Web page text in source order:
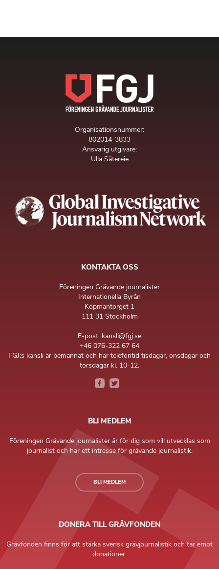
Organisationsnummer:
802014-3833
Ansvarig utgivare:
Ulla Sätereie
KONTAKTA OSS
Föreningen Grävande journalister
Internationella Byrån
Köpmantorget 1
111 31 Stockholm
E-post: kansli@fgj.se
+46 076-322 67 64
FGJ:s kansli är bemannat och har telefontid tisdagar, onsdagar och
torsdagar kl. 10-12.
BLI MEDLEM
Föreningen Grävande journalister är för dig som vill utvecklas som
journalist och har ett intresse för grävande journalistik.
BLI MEDLEM
DONERA TILL GRÄVFONDEN
Grävfonden finns för att stärka svensk grävjournalistik och tar emot
donationer.